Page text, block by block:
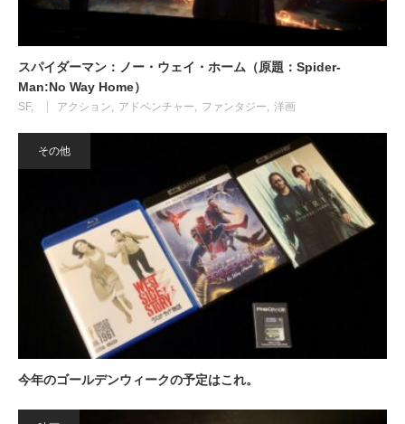
スパイダーマン：ノー・ウェイ・ホーム（原題：Spider-
Man:No Way Home）
SF アクション アドベンチャー ファンタジー 洋画
その他
今年のゴールデンウィークの予定はこれ。